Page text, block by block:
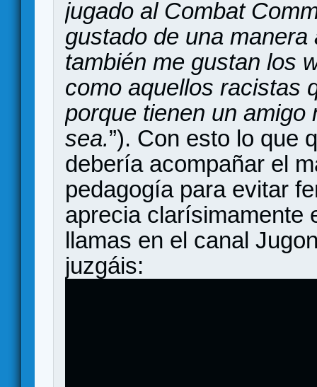
jugado al Combat
gustado de una
también me gustan los
como aquellos racistas
porque tienen un amigo
sea.”). Con esto lo que
debería acompañar el
pedagogía para evitar
aprecia clarísimamente
llamas en el canal
juzgáis: